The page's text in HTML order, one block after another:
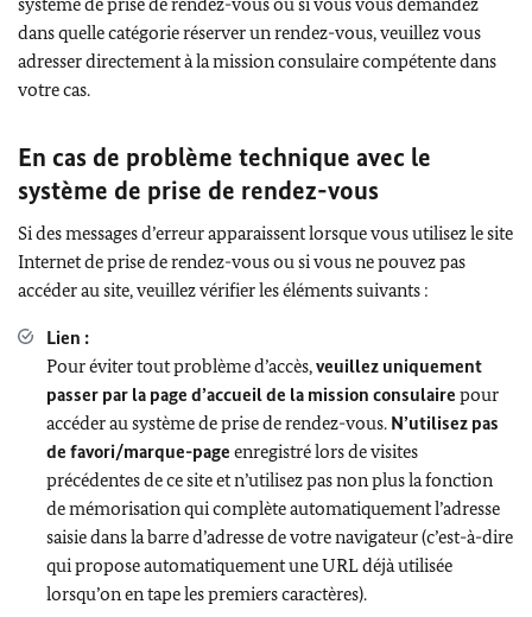
dans quelle catégorie réserver un rendez-vous, veuillez vous
adresser directement à la mission consulaire compétente dans
votre cas.
En cas de problème technique avec le
système de prise de rendez-vous
Si des messages d’erreur apparaissent lorsque vous utilisez le site
Internet de prise de rendez-vous ou si vous ne pouvez pas
accéder au site, veuillez vérifier les éléments suivants :
Lien :
Pour éviter tout problème d’accès,veuillez uniquement
passer par la page d’accueil de la mission consulaire pour
accéder au système de prise de rendez-vous. N’utilisez pas
de favori/marque-page enregistré lors de visites
précédentes de ce site et n’utilisez pas non plus la fonction
de mémorisation qui complète automatiquement l’adresse
saisie dans la barre d’adresse de votre navigateur (c’est-à-dire
qui propose automatiquement une URL déjà utilisée
lorsqu’on en tape les premiers caractères).